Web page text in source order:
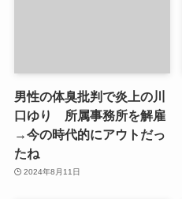
男性の体臭批判で炎上の川
口ゆり 所属事務所を解雇
→今の時代的にアウトだっ
たね
2024年8月11日